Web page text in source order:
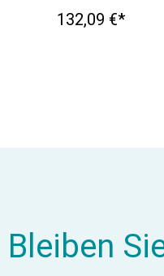
132,09 €*
Bleiben